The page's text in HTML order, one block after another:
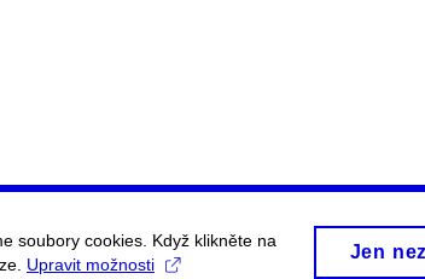
soubory cookies. Když klikněte na
Upravit možnosti
Jen